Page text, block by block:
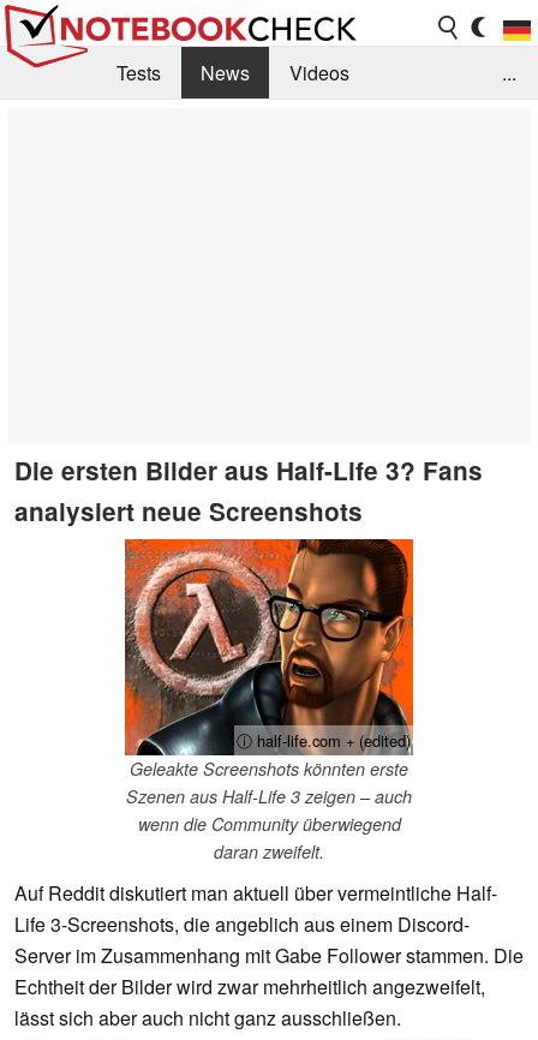
Tests News
Videos
...
Die ersten Bilder aus Half-Life 3? Fans
analysiert neue Screenshots
ⓘ half-life.com + (edited)
Geleakte Screenshots könnten erste
Szenen aus Half-Life 3 zeigen – auch
wenn die Community überwiegend
daran zweifelt.
Auf Reddit diskutiert man aktuell über vermeintliche Half-
Life 3-Screenshots, die angeblich aus einem Discord-
Server im Zusammenhang mit Gabe Follower stammen. Die
Echtheit der Bilder wird zwar mehrheitlich angezweifelt,
lässt sich aber auch nicht ganz ausschließen.